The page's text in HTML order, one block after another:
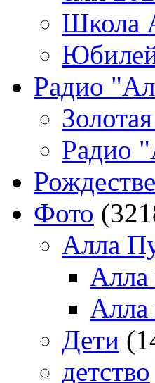
Школа
Радио
Радио
Фото
Алла
Алла
Дети
детство